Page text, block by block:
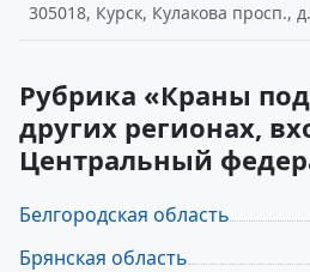
305018, Курск, Кулакова просп.,
Рубрика «Краны
других регионах,
Центральный
Белгородская область
Брянская область